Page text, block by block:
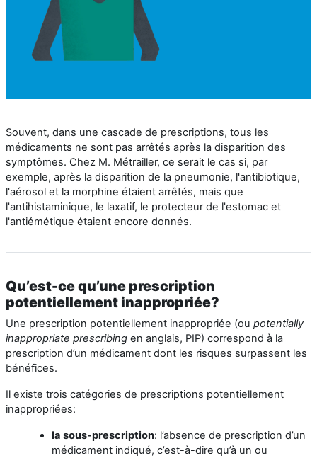
Souvent, dans une cascade de prescriptions, tous les
médicaments ne sont pas arrêtés après la disparition des
symptômes. Chez M. Métrailler, ce serait le cas si, par
exemple, après la disparition de la pneumonie, l'antibiotique,
l'aérosol et la morphine étaient arrêtés, mais que
l'antihistaminique, le laxatif, le protecteur de l'estomac et
l'antiémétique étaient encore donnés.
Qu’est-ce qu’une prescription
potentiellement inappropriée?
Une prescription potentiellement inappropriée (ou potentially
inappropriate prescribing en anglais, PIP) correspond à la
prescription d’un médicament dont les risques surpassent les
bénéfices.
Il existe trois catégories de prescriptions potentiellement
inappropriées:
la sous-prescription: l’absence de prescription d’un
médicament indiqué, c’est-à-dire qu’à un ou